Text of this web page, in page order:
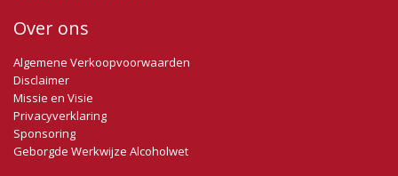
Over ons
Algemene Verkoopvoorwaarden
Disclaimer
Missie en Visie
Privacyverklaring
Sponsoring
Geborgde Werkwijze Alcoholwet